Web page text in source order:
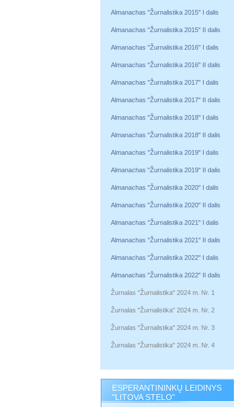
Almanachas "Žurnalistika 2015" I dalis
Almanachas "Žurnalistika 2015" II dalis
Almanachas "Žurnalistika 2016" I dalis
Almanachas "Žurnalistika 2016" II dalis
Almanachas "Žurnalistika 2017" I dalis
Almanachas "Žurnalistika 2017" II dalis
Almanachas "Žurnalistika 2018" I dalis
Almanachas "Žurnalistika 2018" II dalis
Almanachas "Žurnalistika 2019" I dalis
Almanachas "Žurnalistika 2019" II dalis
Almanachas "Žurnalistika 2020" I dalis
Almanachas "Žurnalistika 2020" II dalis
Almanachas "Žurnalistika 2021" I dalis
Almanachas "Žurnalistika 2021" II dalis
Almanachas "Žurnalistika 2022" I dalis
Almanachas "Žurnalistika 2022" II dalis
Žurnalas "Žurnalistika" 2024 m. Nr. 1
Žurnalas "Žurnalistika" 2024 m. Nr. 2
Žurnalas "Žurnalistika" 2024 m. Nr. 3
Žurnalas "Žurnalistika" 2024 m. Nr. 4
ESPERANTININKŲ LEIDINYS
"LITOVA STELO"